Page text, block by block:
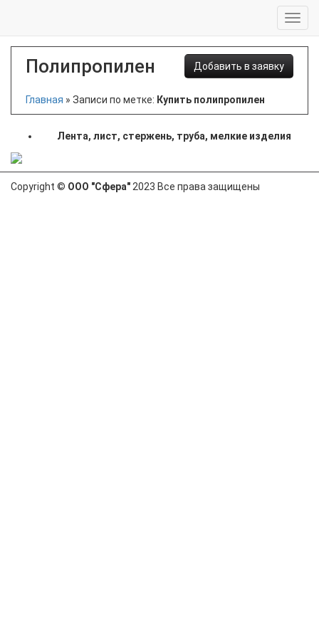
Полипропилен Добавить в заявку
Главная » Записи по метке: Купить полипропилен
Лента, лист, стержень, труба, мелкие изделия
Copyright © ООО "Сфера" 2023 Все права защищены